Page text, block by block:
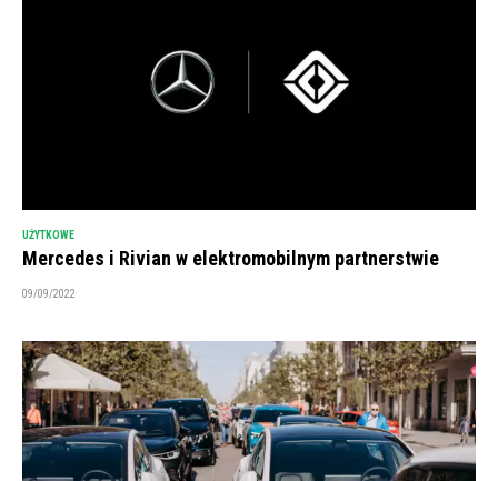
UŻYTKOWE
Mercedes i Rivian w elektromobilnym partnerstwie
09/09/2022